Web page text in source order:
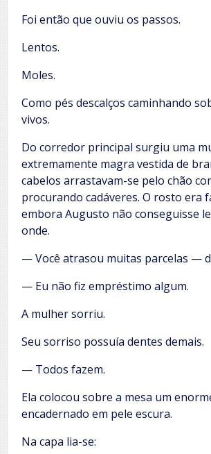
Foi então que ouviu os passos.
Lentos.
Moles.
Como pés descalços caminhando
vivos.
Do corredor principal surgiu uma
extremamente magra vestida de
cabelos arrastavam-se pelo chão
procurando cadáveres. O rosto era
embora Augusto não conseguisse
onde.
— Você atrasou muitas parcelas —
— Eu não fiz empréstimo algum.
A mulher sorriu.
Seu sorriso possuía dentes demais.
— Todos fazem.
Ela colocou sobre a mesa um
encadernado em pele escura.
Na capa lia-se: